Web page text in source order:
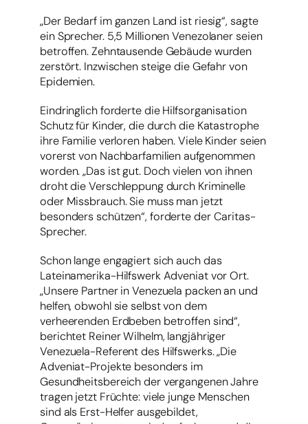
„Der Bedarf im ganzen Land ist riesig“, sagte
ein Sprecher. 5,5 Millionen Venezolaner seien
betroffen. Zehntausende Gebäude wurden
zerstört. Inzwischen steige die Gefahr von
Epidemien.
Eindringlich forderte die Hilfsorganisation
Schutz für Kinder, die durch die Katastrophe
ihre Familie verloren haben. Viele Kinder seien
vorerst von Nachbarfamilien aufgenommen
worden. „Das ist gut. Doch vielen von ihnen
droht die Verschleppung durch Kriminelle
oder Missbrauch. Sie muss man jetzt
besonders schützen“, forderte der Caritas-
Sprecher.
Schon lange engagiert sich auch das
Lateinamerika-Hilfswerk Adveniat vor Ort.
„Unsere Partner in Venezuela packen an und
helfen, obwohl sie selbst von dem
verheerenden Erdbeben betroffen sind“,
berichtet Reiner Wilhelm, langjähriger
Venezuela-Referent des Hilfswerks. „Die
Adveniat-Projekte besonders im
Gesundheitsbereich der vergangenen Jahre
tragen jetzt Früchte: viele junge Menschen
sind als Erst-Helfer ausgebildet,